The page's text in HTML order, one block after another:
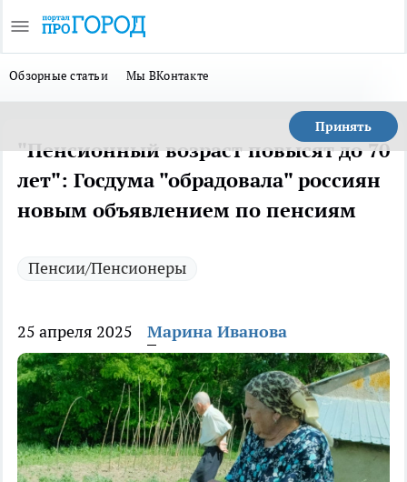
Обзорные статьи Мы ВКонтакте
Принять
"Пенсионный возраст повысят до 70
лет": Госдума "обрадовала" россиян
новым объявлением по пенсиям
Пенсии/Пенсионеры
25 апреля 2025 Марина Иванова